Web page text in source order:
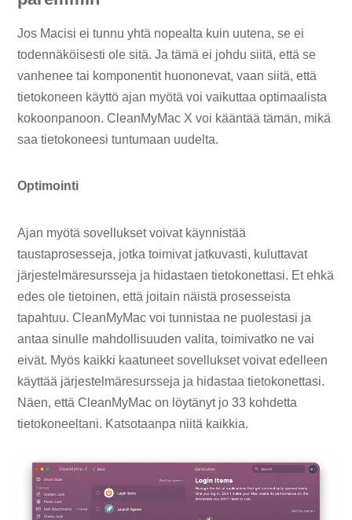
Jos Macisi ei tunnu yhtä nopealta kuin uutena, se ei
todennäköisesti ole sitä. Ja tämä ei johdu siitä, että se
vanhenee tai komponentit huononevat, vaan siitä, että
tietokoneen käyttö ajan myötä voi vaikuttaa optimaalista
kokoonpanoon. CleanMyMac X voi kääntää tämän, mikä
saa tietokoneesi tuntumaan uudelta.
Optimointi
Ajan myötä sovellukset voivat käynnistää
taustaprosesseja, jotka toimivat jatkuvasti, kuluttavat
järjestelmäresursseja ja hidastaen tietokonettasi. Et ehkä
edes ole tietoinen, että joitain näistä prosesseista
tapahtuu. CleanMyMac voi tunnistaa ne puolestasi ja
antaa sinulle mahdollisuuden valita, toimivatko ne vai
eivät. Myös kaikki kaatuneet sovellukset voivat edelleen
käyttää järjestelmäresursseja ja hidastaa tietokonettasi.
Näen, että CleanMyMac on löytänyt jo 33 kohdetta
tietokoneeltani. Katsotaanpa niitä kaikkia.